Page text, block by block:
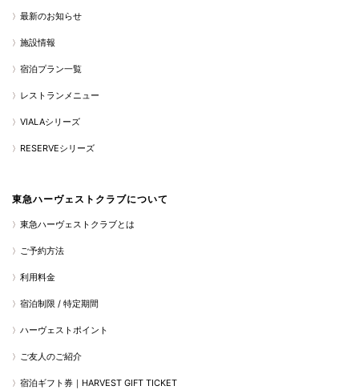
最新のお知らせ
施設情報
宿泊プラン一覧
レストランメニュー
VIALAシリーズ
RESERVEシリーズ
東急ハーヴェストクラブについて
東急ハーヴェストクラブとは
ご予約方法
利用料金
宿泊制限 / 特定期間
ハーヴェストポイント
ご友人のご紹介
宿泊ギフト券｜HARVEST GIFT TICKET